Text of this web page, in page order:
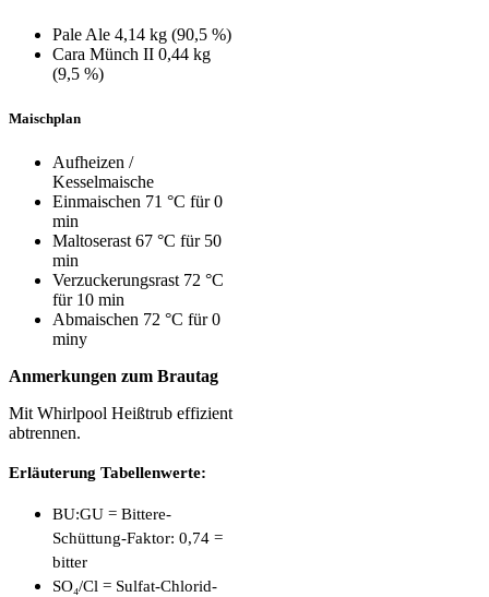
Pale Ale 4,14 kg (90,5 %)
Cara Münch II 0,44 kg
(9,5 %)
Maischplan
Aufheizen /
Kesselmaische
Einmaischen 71 °C für 0
min
Maltoserast 67 °C für 50
min
Verzuckerungsrast 72 °C
für 10 min
Abmaischen 72 °C für 0
miny
Anmerkungen zum Brautag
Mit Whirlpool Heißtrub effizient
abtrennen.
Erläuterung Tabellenwerte:
BU:GU = Bittere-
Schüttung-Faktor: 0,74 =
bitter
SO₄/Cl = Sulfat-Chlorid-